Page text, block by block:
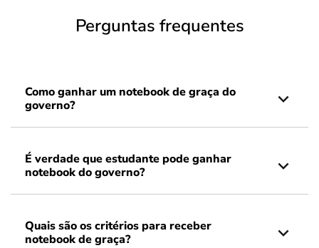
Perguntas frequentes
Como ganhar um notebook de graça do
governo?
É verdade que estudante pode ganhar
notebook do governo?
Quais são os critérios para receber
notebook de graça?